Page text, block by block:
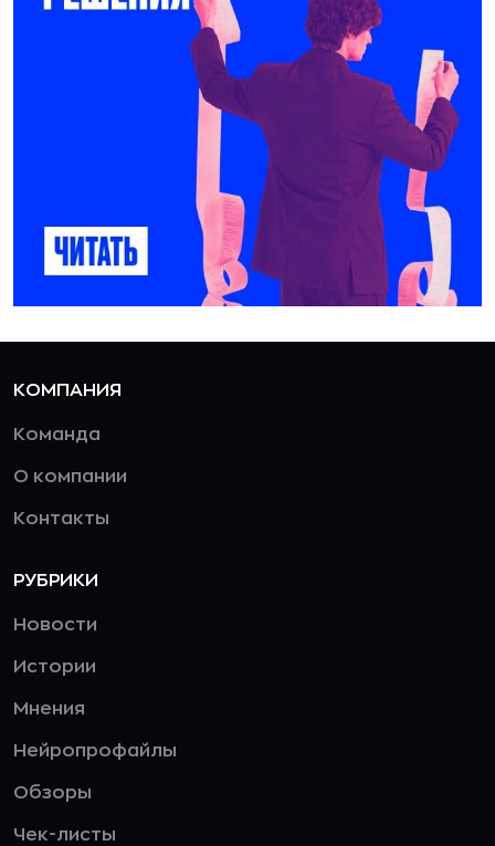
КОМПАНИЯ
Команда
О компании
Контакты
РУБРИКИ
Новости
Истории
Мнения
Нейропрофайлы
Обзоры
Чек-листы